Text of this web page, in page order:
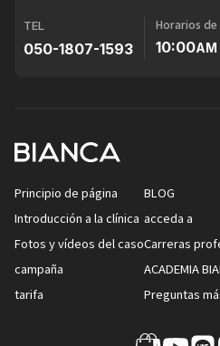
TEL
050-1807-1593
Horarios
10:00AM
Principio de página
Introducción a la clínica
Fotos y vídeos del caso
campaña
tarifa
BLOG
acceda a
Carreras
ACADEMIA
Preguntas